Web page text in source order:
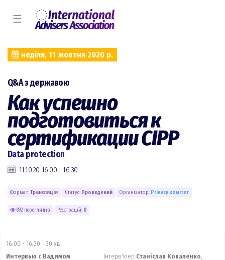
☰
неділя, 11 жовтня 2020 р.
Q&A з державою
Как успешно
подготовиться к
сертификации CIPP
Data protection
11.10.20 16:00 - 16:30
Формат:Трансляція Статус: Проведений Організатор: Privacy комiтет
892 переглядів Реєстрацій: 0
16:00 - 16:30 | 30 хв.
Интервью с Вадимом
Інтерв'юер Станiслав Коваленко,